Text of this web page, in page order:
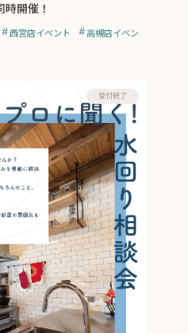
開催！
西宮店イベント
高槻店イベン
受付終了